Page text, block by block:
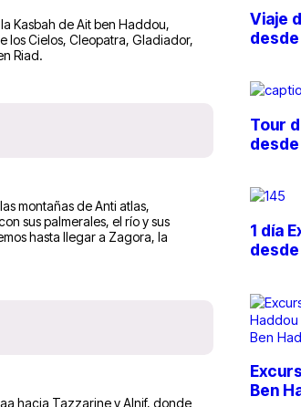
Kasbah de Ait ben Haddou,
los Cielos, Cleopatra, Gladiador,
Riad.
montañas de Anti atlas,
sus palmerales, el río y sus
hasta llegar a Zagora, la
hacia Tazzarine y Alnif, donde
Viaje
Tour
1 día
Ben